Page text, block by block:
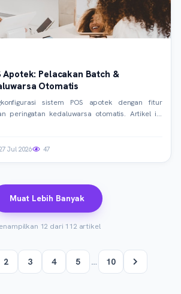
Apotek: Pelacakan Batch &
Otomatis
sistem POS apotek dengan fitur
peringatan kedaluwarsa otomatis. Artikel ini
Jul 2026 47
Muat Lebih Banyak
12 dari 112 artikel
2 3 4 5 … 10